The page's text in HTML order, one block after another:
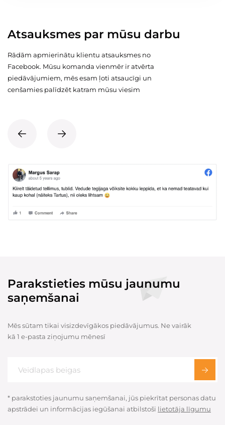
Atsauksmes par mūsu darbu
Rādām apmierinātu klientu atsauksmes no
Facebook. Mūsu komanda vienmēr ir atvērta
piedāvājumiem, mēs esam ļoti atsaucīgi un
cenšamies palīdzēt katram mūsu viesim
Parakstieties mūsu jaunumu
saņemšanai
Mēs sūtam tikai visizdevīgākos piedāvājumus. Ne vairāk
kā 1 e-pasta ziņojumu mēnesī
* parakstoties jaunumu saņemšanai, jūs piekrītat personas datu
apstrādei un informācijas iegūšanai atbilstoši lietotāja līgumu